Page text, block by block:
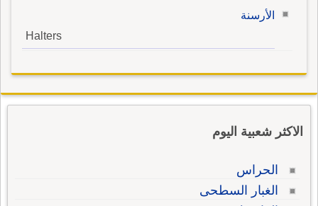
الأرسنة
Halters
الاكثر شعبية اليوم
الحراس
الغبار السطحى